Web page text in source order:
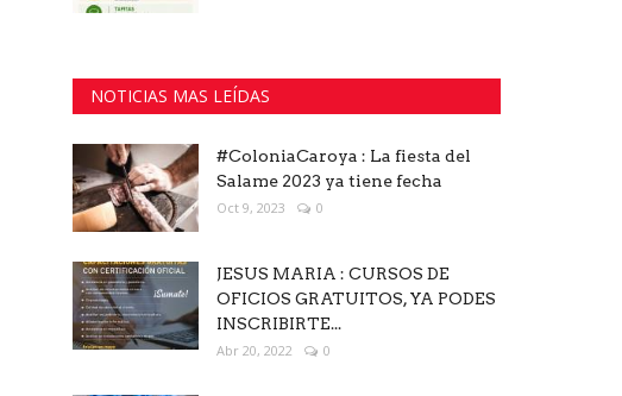
NOTICIAS MAS LEÍDAS
#ColoniaCaroya : La fiesta del
Salame 2023 ya tiene fecha
Oct 9, 2023 0
JESUS MARIA : CURSOS DE
OFICIOS GRATUITOS, YA PODES
INSCRIBIRTE...
Abr 20, 2022 0